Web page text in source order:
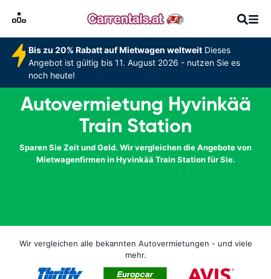
Bis zu 20% Rabatt auf Mietwagen weltweitDieses
Angebot ist gültig bis 11. August 2026 - nutzen Sie es
noch heute!
Autovermietung Hyvinkää
Train Station
Sparen Sie Zeit und Geld. Wir vergleichen die Angebote von
Mietwagenfirmen in Hyvinkää Train Station für Sie.
Wir vergleichen alle bekannten Autovermietungen - und viele
mehr.